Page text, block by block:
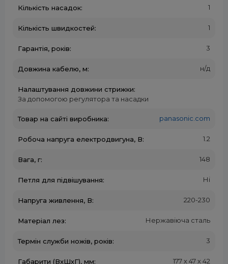
Кількість насадок: 1
Кількість швидкостей: 1
Гарантія, років: 3
Довжина кабелю, м: н/д
Налаштування довжини стрижки:
За допомогою регулятора та насадки
Товар на сайті виробника: panasonic.com
Робоча напруга електродвигуна, В: 1.2
Вага, г: 148
Петля для підвішування: Ні
Напруга живлення, В: 220-230
Матеріал лез: Нержавіюча сталь
Термін служби ножів, років: 3
Габарити (ВxШхГ), мм: 177 х 47 х 42